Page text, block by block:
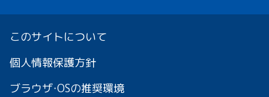
このサイトについて
個人情報保護方針
ブラウザ・OSの推奨環境